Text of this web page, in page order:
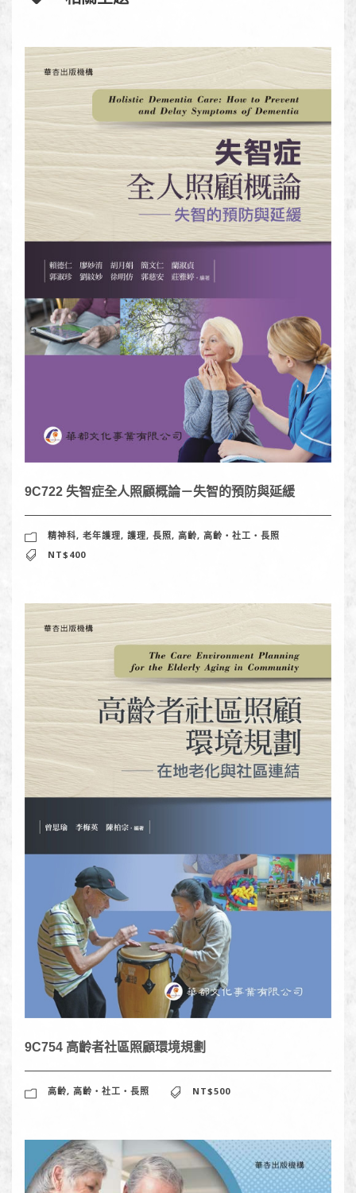
9C722 失智症全人照顧概論－失智的預防與延緩
精神科, 老年護理, 護理, 長照, 高齡, 高齡‧社工‧長照
NT$400
9C754 高齡者社區照顧環境規劃
高齡, 高齡‧社工‧長照 NT$500